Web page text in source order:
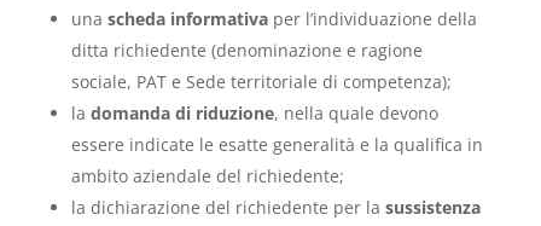
una scheda informativaper l’individuazione della
ditta richiedente (denominazione e ragione
sociale, PAT e Sede territoriale di competenza);
la domanda di riduzione, nella quale devono
essere indicate le esatte generalità e la qualifica in
ambito aziendale del richiedente;
la dichiarazione del richiedente per la sussistenza